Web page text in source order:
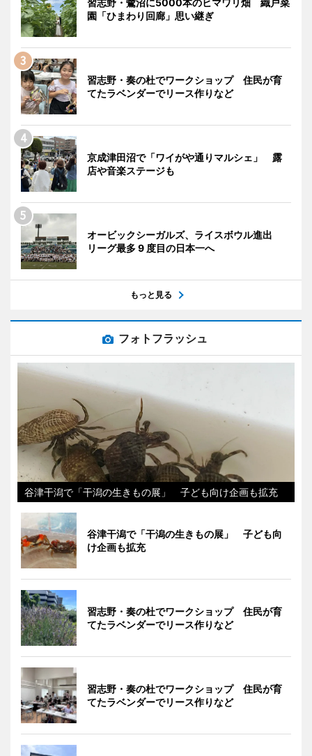
習志野・鷺沼に5000本のヒマワリ畑 織戸菜
園「ひまわり回廊」思い継ぎ
習志野・奏の杜でワークショップ 住民が育
てたラベンダーでリース作りなど
京成津田沼で「ワイがや通りマルシェ」 露
店や音楽ステージも
オービックシーガルズ、ライスボウル進出
リーグ最多 9 度目の日本一へ
もっと見る
フォトフラッシュ
谷津干潟で「干潟の生きもの展」 子ども向け企画も拡充
谷津干潟で「干潟の生きもの展」 子ども向
け企画も拡充
習志野・奏の杜でワークショップ 住民が育
てたラベンダーでリース作りなど
習志野・奏の杜でワークショップ 住民が育
てたラベンダーでリース作りなど